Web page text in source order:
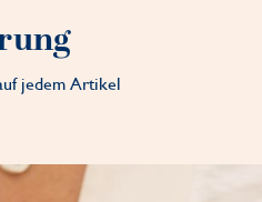
jedem Artikel